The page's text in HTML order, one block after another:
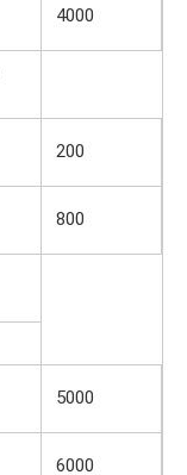
4000
200
800
5000
6000